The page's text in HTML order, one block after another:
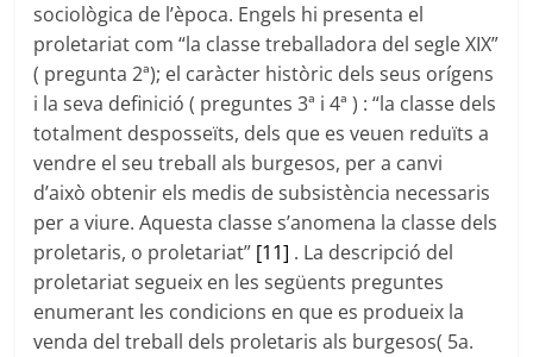
sociològica de l’època. Engels hi presenta el
proletariat com “la classe treballadora del segle XIX”
( pregunta 2ª); el caràcter històric dels seus orígens
i la seva definició ( preguntes 3ª i 4ª ) : “la classe dels
totalment desposseïts, dels que es veuen reduïts a
vendre el seu treball als burgesos, per a canvi
d’això obtenir els medis de subsistència necessaris
per a viure. Aquesta classe s’anomena la classe dels
proletaris, o proletariat” [11] . La descripció del
proletariat segueix en les següents preguntes
enumerant les condicions en que es produeix la
venda del treball dels proletaris als burgesos( 5a.